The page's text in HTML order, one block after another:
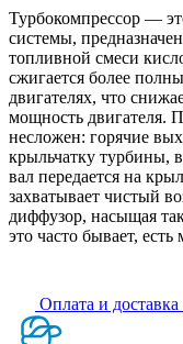
Турбокомпрессор —
системы,
топливной смеси
сжигается более
двигателях, что
мощность двигателя.
несложен: горячие
крыльчатку турбины,
вал передается на
захватывает чистый
диффузор, насыщая
это часто бывает,
Оплата и доставка